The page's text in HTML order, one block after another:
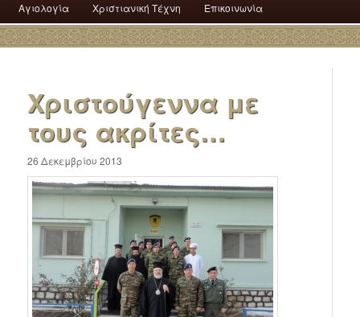
Αγιολογία Χριστιανική Τέχνη Επικοινωνία
Χριστούγεννα με
τους ακρίτες…
26 Δεκεμβρίου 2013